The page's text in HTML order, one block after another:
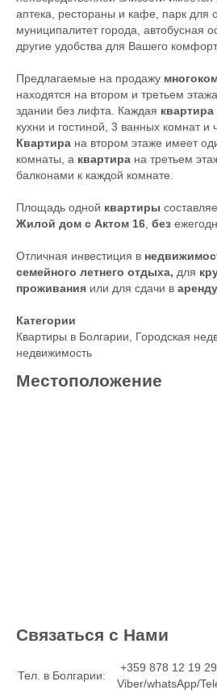
аптека, рестораны и кафе, парк для
муниципалитет города, автобусная
другие удобства для Вашего
Предлагаемые на продажу
находятся на втором и третьем
здании без лифта. Каждая квартира
кухни и гостиной, 3 ванных комнат и
Квартира на втором этаже имеет
комнаты, а квартира на третьем
балконами к каждой комнате.
Площадь одной квартиры
Жилой дом с Актом 16, без
Отличная инвестиция в
семейного летнего отдыха, для
проживания или для сдачи в аренду
Категории
Квартиры в Болгарии, Городская
недвижимость
Местоположение
Связаться с Нами
Тел. в Болгарии:
+359 878 12 19 29
Viber/whatsApp/